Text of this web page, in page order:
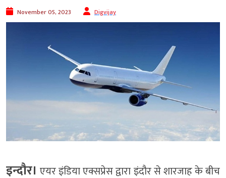
November 05, 2023 Digvijay
इन्दौर। एयर इंडिया एक्सप्रेस द्वारा इंदौर से शारजाह के बीच